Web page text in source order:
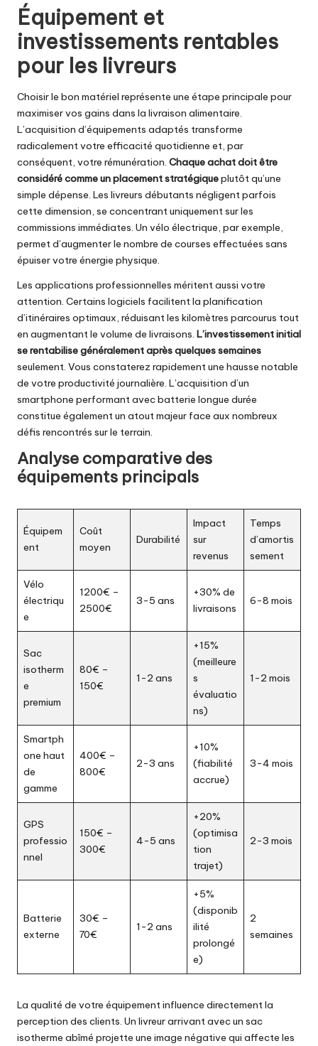
Équipement et
investissements rentables
pour les livreurs
Choisir le bon matériel représente une étape principale pour
maximiser vos gains dans la livraison alimentaire.
L’acquisition d’équipements adaptés transforme
radicalement votre efficacité quotidienne et, par
conséquent, votre rémunération. Chaque achat doit être
considéré comme un placement stratégiqueplutôt qu’une
simple dépense. Les livreurs débutants négligent parfois
cette dimension, se concentrant uniquement sur les
commissions immédiates. Un vélo électrique, par exemple,
permet d’augmenter le nombre de courses effectuées sans
épuiser votre énergie physique.
Les applications professionnelles méritent aussi votre
attention. Certains logiciels facilitent la planification
d’itinéraires optimaux, réduisant les kilomètres parcourus tout
en augmentant le volume de livraisons. L’investissement initial
se rentabilise généralement après quelques semaines
seulement. Vous constaterez rapidement une hausse notable
de votre productivité journalière. L’acquisition d’un
smartphone performant avec batterie longue durée
constitue également un atout majeur face aux nombreux
défis rencontrés sur le terrain.
Analyse comparative des
équipements principals
Équipem
ent
Coût
moyen
Durabilité
Impact
sur
revenus
Temps
d’amortis
sement
Vélo
électriqu
e
1200€ –
2500€
3-5 ans
+30% de
livraisons
6-8 mois
Sac
isotherm
e
premium
80€ –
150€
1-2 ans
+15%
(meilleure
s
évaluatio
ns)
1-2 mois
Smartph
one haut
de
gamme
400€ –
800€
2-3 ans
+10%
(fiabilité
accrue)
3-4 mois
GPS
professio
nnel
150€ –
300€
4-5 ans
+20%
(optimisa
tion
trajet)
2-3 mois
Batterie
externe
30€ –
70€
1-2 ans
+5%
(disponib
ilité
prolongé
e)
2
semaines
La qualité de votre équipement influence directement la
perception des clients. Un livreur arrivant avec un sac
isotherme abîmé projette une image négative qui affecte les